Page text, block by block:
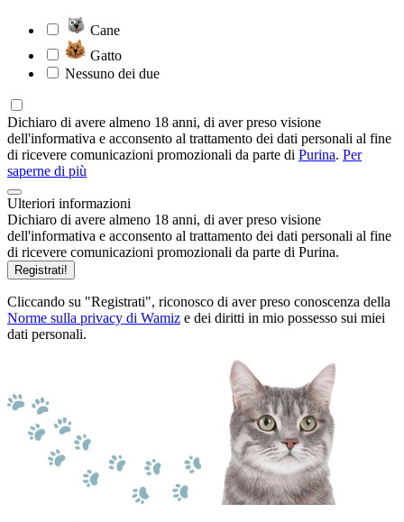
Cane
Gatto
Nessuno dei due
Dichiaro di avere almeno 18 anni, di aver preso visione
dell'informativa e acconsento al trattamento dei dati personali al fine
di ricevere comunicazioni promozionali da parte di Purina. Per
saperne di più
Ulteriori informazioni
Dichiaro di avere almeno 18 anni, di aver preso visione
dell'informativa e acconsento al trattamento dei dati personali al fine
di ricevere comunicazioni promozionali da parte di Purina.
Registrati!
Cliccando su "Registrati", riconosco di aver preso conoscenza della
Norme sulla privacy di Wamiz e dei diritti in mio possesso sui miei
dati personali.